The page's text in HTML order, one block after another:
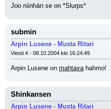
Joo niinhän se on *Slurps*
submin
Arpin Lusene - Musta Ritari
Viesti 4 - 08.10.2004 klo 16:24:49
Arpin Lusene on mahtava hahmo!
Shinkansen
Arpin Lusene - Musta Ritari